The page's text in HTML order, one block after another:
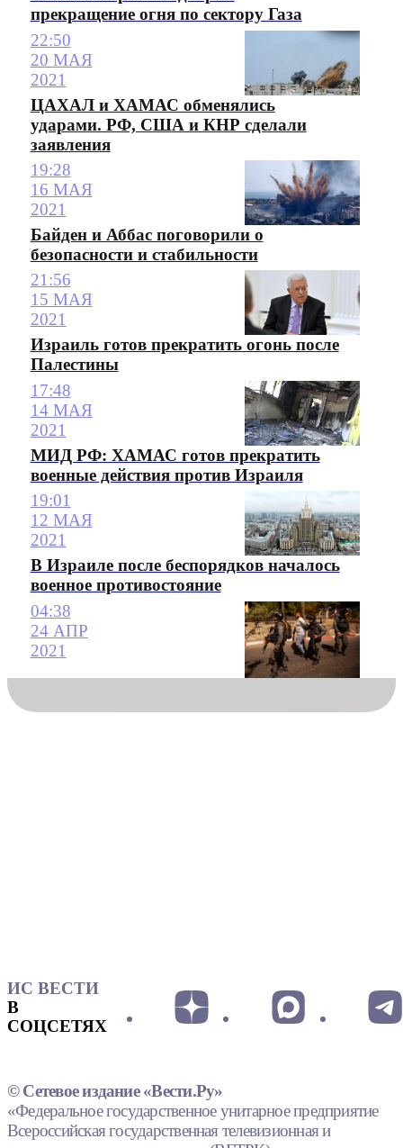
прекращение огня по сектору Газа
22:50
20 МАЯ
2021
ЦАХАЛ и ХАМАС обменялись
ударами. РФ, США и КНР сделали
заявления
19:28
16 МАЯ
2021
Байден и Аббас поговорили о
безопасности и стабильности
21:56
15 МАЯ
2021
Израиль готов прекратить огонь после
Палестины
17:48
14 МАЯ
2021
МИД РФ: ХАМАС готов прекратить
военные действия против Израиля
19:01
12 МАЯ
2021
В Израиле после беспорядков началось
военное противостояние
04:38
24 АПР
2021
ИС ВЕСТИ
В
СОЦСЕТЯХ
© Сетевое издание «Вести.Ру»
«Федеральное государственное унитарное предприятие
Всероссийская государственная телевизионная и